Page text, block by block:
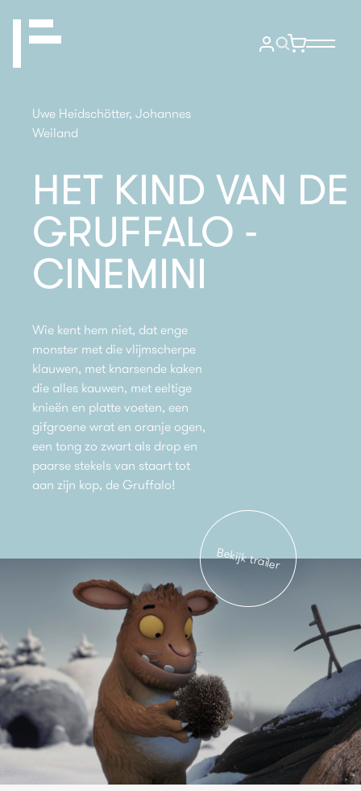
Uwe Heidschötter, Johannes
Weiland
HET KIND VAN DE
GRUFFALO -
CINEMINI
Wie kent hem niet, dat enge
monster met die vlijmscherpe
klauwen, met knarsende kaken
die alles kauwen, met eeltige
knieën en platte voeten, een
gifgroene wrat en oranje ogen,
een tong zo zwart als drop en
paarse stekels van staart tot
aan zijn kop, de Gruffalo!
Bekijk trailer